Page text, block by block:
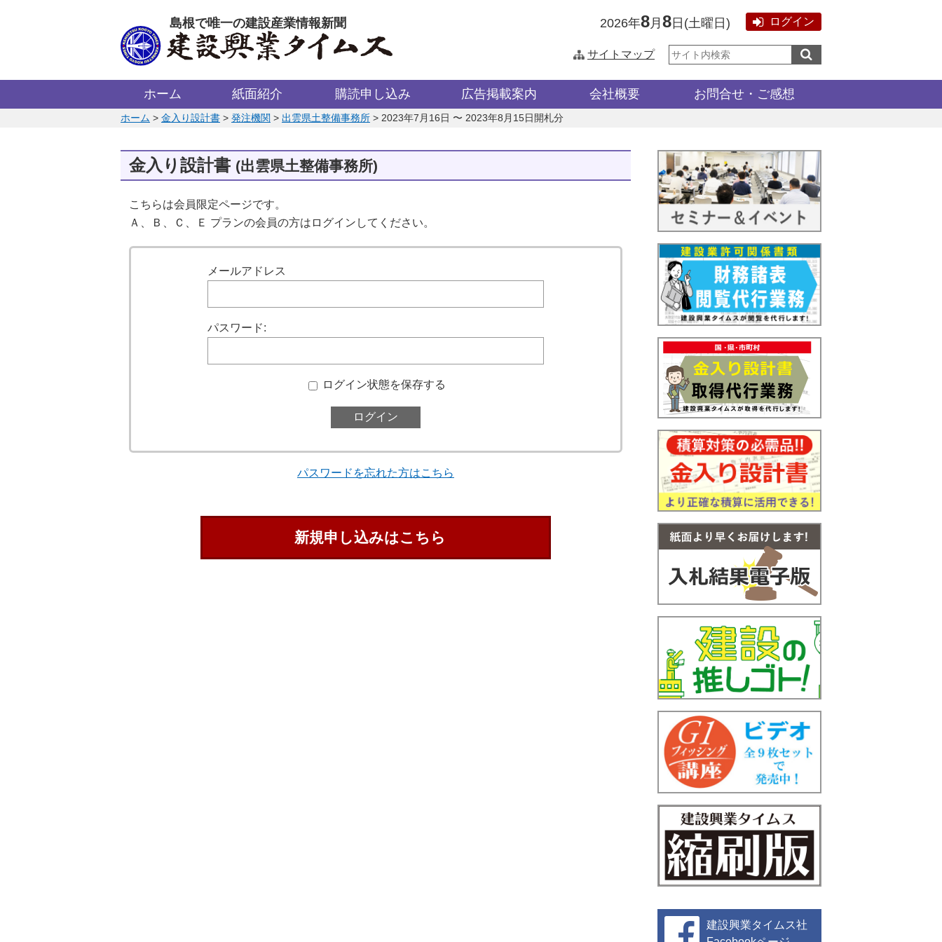
島根で唯一の建設産業情報新聞 2026年8月 8 日 (土曜日 ) ログイン
サイトマップ
サ
イ
内
ホーム 紙面紹介 購読申し込み 広告掲載案内 会社概要 お問合せ・ご感想
このページの位置:
ホーム > 金入り設計書 > 発注機関 > 出雲県土整備事務所 > 2023年7月16日 〜 2023年8月15日開札分
金入り設計書 (出雲県土整備事務所)
こちらは会員限定ページです。
Ａ、Ｂ、Ｃ、Ｅ プランの会員の方はログインしてください。
メールアドレス
パスワード:
ログイン状態を保存する
パスワードを忘れた方はこちら
新規申し込みはこちら
建設興業タイムス社